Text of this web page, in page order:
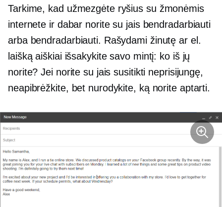
Tarkime, kad užmezgėte ryšius su žmonėmis
internete ir dabar norite su jais bendradarbiauti
arba bendradarbiauti. Rašydami žinutę ar el.
laišką aiškiai išsakykite savo mintį: ko iš jų
norite? Jei norite su jais susitikti neprisijungę,
neapibrėžkite, bet nurodykite, ką norite aptarti.